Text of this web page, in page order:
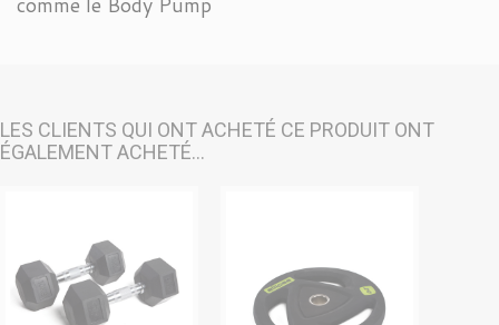
LES CLIENTS QUI ONT ACHETÉ CE PRODUIT ONT
ÉGALEMENT ACHETÉ...